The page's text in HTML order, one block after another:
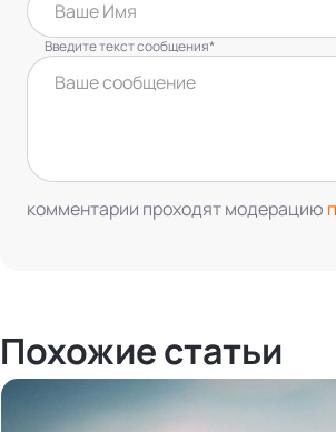
Введите текст сообщения*
комментарии проходят модерацию
Похожие статьи